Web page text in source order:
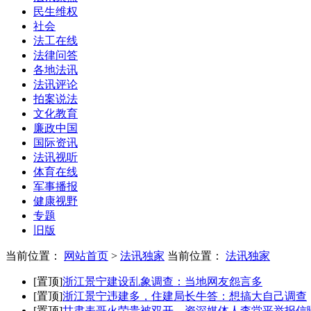
民生维权
社会
法工在线
法律问答
各地法讯
法讯评论
拍案说法
文化教育
廉政中国
国际资讯
法讯视听
体育在线
军事播报
健康视野
专题
旧版
当前位置： 网站首页 > 法讯独家 当前位置： 法讯独家
[置顶]浙江景宁建设乱象调查：当地网友怨言多
[置顶]浙江景宁违建多，住建局长牛答：想搞大自己调查